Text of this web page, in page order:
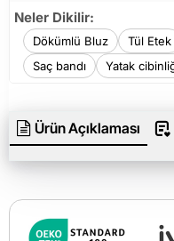
Neler Dikilir:
Dökümlü Bluz Tül Etek
Saç bandı
Yatak
Ürün Açıklaması